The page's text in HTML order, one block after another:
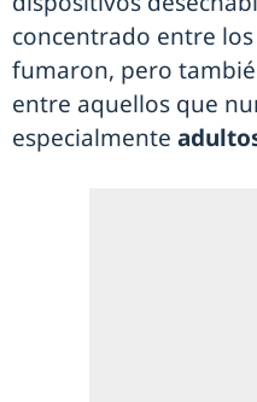
concentrado entre
fumaron, pero
entre aquellos que
especialmente